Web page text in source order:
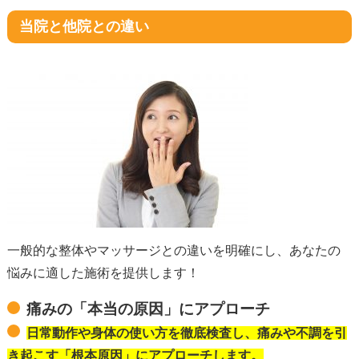
当院と他院との違い
一般的な整体やマッサージとの違いを明確にし、あなたの
悩みに適した施術を提供します！
痛みの「本当の原因」にアプローチ
日常動作や身体の使い方を徹底検査し、痛みや不調を引
き起こす「根本原因」にアプローチします。